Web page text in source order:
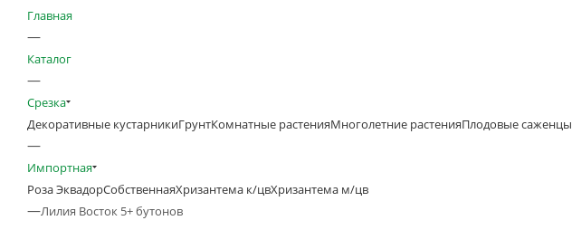
Главная
—
Каталог
—
Срезка
Декоративные кустарникиГрунтКомнатные растенияМноголетние растенияПлодовые саженцы
—
Импортная
Роза ЭквадорСобственнаяХризантема к/цвХризантема м/цв
—Лилия Восток 5+ бутонов